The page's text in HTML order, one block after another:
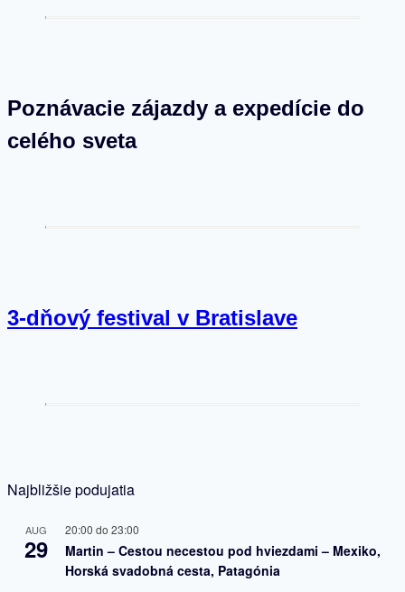
Poznávacie zájazdy a expedície do
celého sveta
3-dňový festival v Bratislave
Najbližšie podujatia
AUG
29
20:00 do 23:00
Martin – Cestou necestou pod hviezdami – Mexiko,
Horská svadobná cesta, Patagónia